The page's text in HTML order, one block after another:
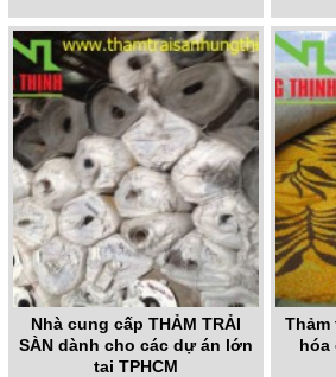
Nhà cung cấp THẢM TRẢI
SÀN dành cho các dự án lớn
tại TPHCM
Thảm
hóa